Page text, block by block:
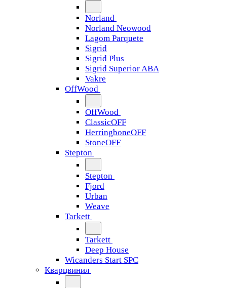
Norland
Norland Neowood
Lagom Parquete
Sigrid
Sigrid Plus
Sigrid Superior ABA
Vakre
OffWood
OffWood
ClassicOFF
HerringboneOFF
StoneOFF
Stepton
Stepton
Fjord
Urban
Weave
Tarkett
Tarkett
Deep House
Wicanders Start SPC
Кварцвинил